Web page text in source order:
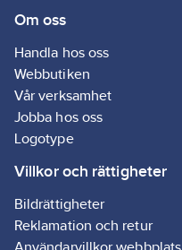
Om oss
Handla hos oss
Webbutiken
Vår verksamhet
Jobba hos oss
Logotype
Villkor och rättigheter
Bildrättigheter
Reklamation och retur